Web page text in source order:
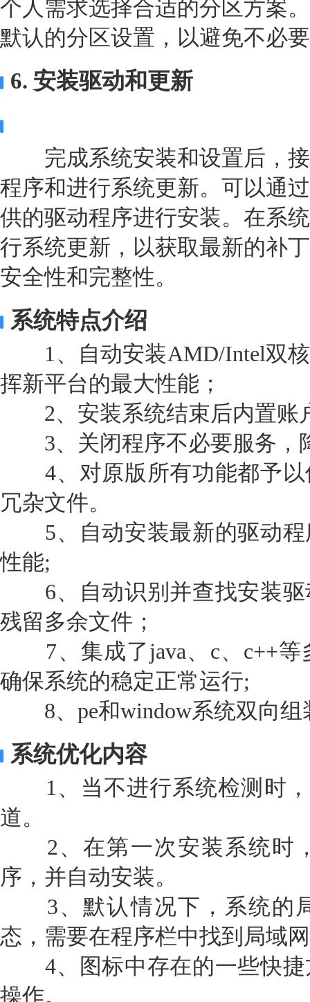
个人需求选择合适的分区方案
默认的分区设置，以避免不必
6. 安装驱动和更新
完成系统安装和设置后，接
程序和进行系统更新。可以通
供的驱动程序进行安装。在系
行系统更新，以获取最新的补
安全性和完整性。
系统特点介绍
1、自动安装AMD/Intel双核
挥新平台的最大性能；
2、安装系统结束后内置账
3、关闭程序不必要服务，
4、对原版所有功能都予以
冗杂文件。
5、自动安装最新的驱动程
性能;
6、自动识别并查找安装驱
残留多余文件；
7、集成了java、c、c++等
确保系统的稳定正常运行;
8、pe和window系统双向组
系统优化内容
1、当不进行系统检测时，
道。
2、在第一次安装系统时
序，并自动安装。
3、默认情况下，系统的
态，需要在程序栏中找到局域
4、图标中存在的一些快捷
操作。